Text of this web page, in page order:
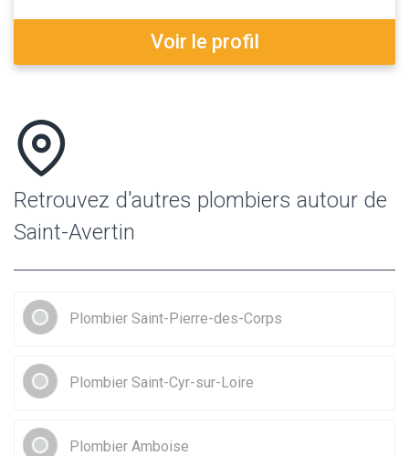
Voir le profil
Retrouvez d'autres plombiers autour de
Saint-Avertin
Plombier Saint-Pierre-des-Corps
Plombier Saint-Cyr-sur-Loire
Plombier Amboise